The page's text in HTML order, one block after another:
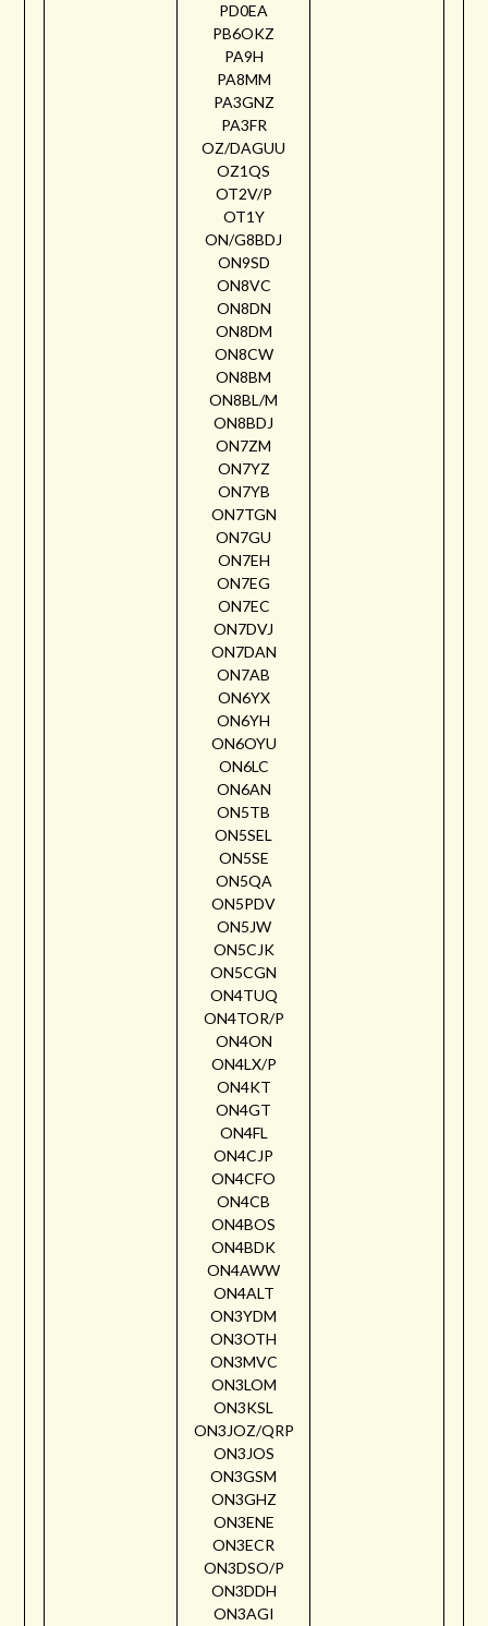
PD0EA
PB6OKZ
PA9H
PA8MM
PA3GNZ
PA3FR
OZ/DAGUU
OZ1QS
OT2V/P
OT1Y
ON/G8BDJ
ON9SD
ON8VC
ON8DN
ON8DM
ON8CW
ON8BM
ON8BL/M
ON8BDJ
ON7ZM
ON7YZ
ON7YB
ON7TGN
ON7GU
ON7EH
ON7EG
ON7EC
ON7DVJ
ON7DAN
ON7AB
ON6YX
ON6YH
ON6OYU
ON6LC
ON6AN
ON5TB
ON5SEL
ON5SE
ON5QA
ON5PDV
ON5JW
ON5CJK
ON5CGN
ON4TUQ
ON4TOR/P
ON4ON
ON4LX/P
ON4KT
ON4GT
ON4FL
ON4CJP
ON4CFO
ON4CB
ON4BOS
ON4BDK
ON4AWW
ON4ALT
ON3YDM
ON3OTH
ON3MVC
ON3LOM
ON3KSL
ON3JOZ/QRP
ON3JOS
ON3GSM
ON3GHZ
ON3ENE
ON3ECR
ON3DSO/P
ON3DDH
ON3AGI